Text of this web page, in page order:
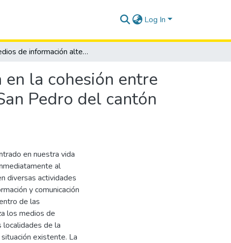
Log In
Medios de información alternativos y su influencia en la cohesión entre dirigentes del cabildo y habitantes de la comuna San Pedro del cantón Santa Elena en el periodo 2012.
la cohesión entre
Pedro del cantón
en nuestra vida
al
diversas actividades
y comunicación
de las
los medios de
localidades de la
existente. La